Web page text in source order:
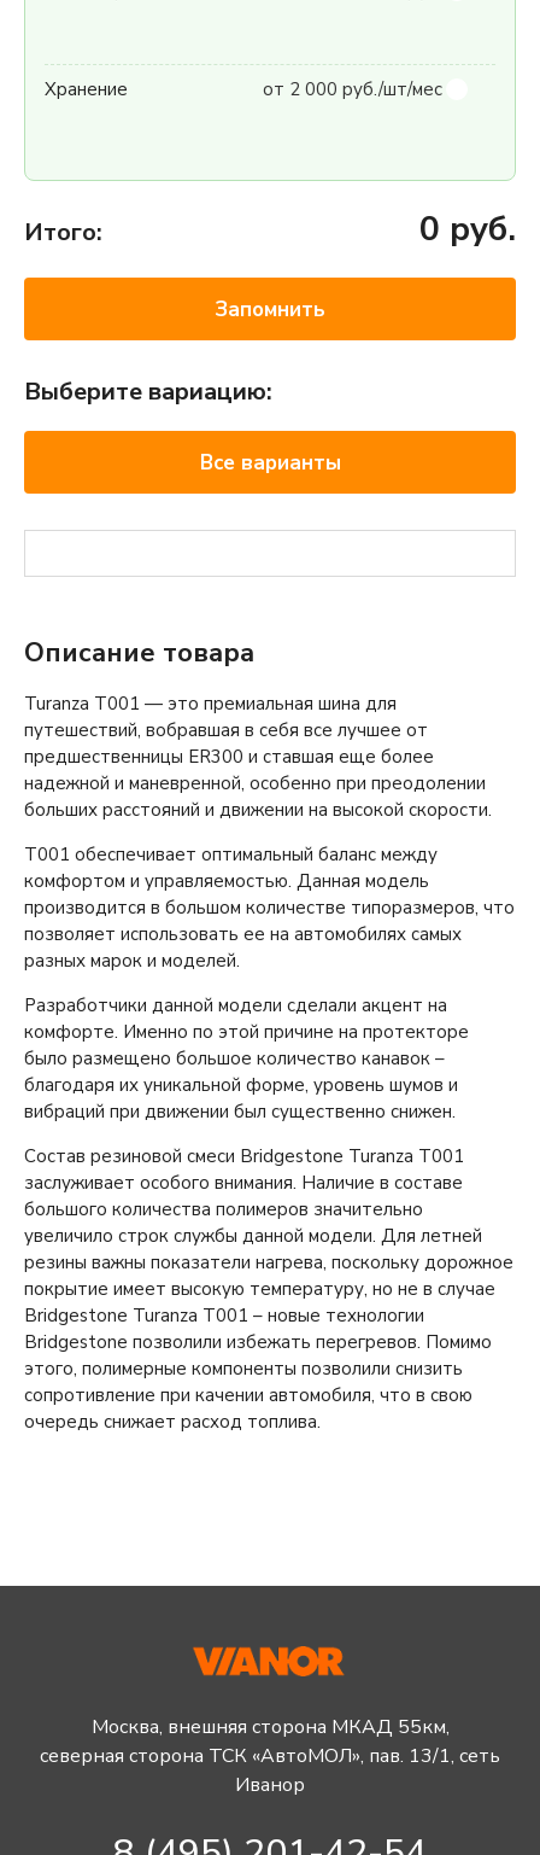
Хранение от 2 000 руб./шт/мес
Итого: 0 руб.
Запомнить
Выберите вариацию:
Все варианты
Описание товара
Turanza T001 — это премиальная шина для
путешествий, вобравшая в себя все лучшее от
предшественницы ER300 и ставшая еще более
надежной и маневренной, особенно при преодолении
больших расстояний и движении на высокой скорости.
T001 обеспечивает оптимальный баланс между
комфортом и управляемостью. Данная модель
производится в большом количестве типоразмеров, что
позволяет использовать ее на автомобилях самых
разных марок и моделей.
Разработчики данной модели сделали акцент на
комфорте. Именно по этой причине на протекторе
было размещено большое количество канавок –
благодаря их уникальной форме, уровень шумов и
вибраций при движении был существенно снижен.
Состав резиновой смеси Bridgestone Turanza T001
заслуживает особого внимания. Наличие в составе
большого количества полимеров значительно
увеличило строк службы данной модели. Для летней
резины важны показатели нагрева, поскольку дорожное
покрытие имеет высокую температуру, но не в случае
Bridgestone Turanza T001 – новые технологии
Bridgestone позволили избежать перегревов. Помимо
этого, полимерные компоненты позволили снизить
сопротивление при качении автомобиля, что в свою
очередь снижает расход топлива.
Москва, внешняя сторона МКАД 55км,
северная сторона ТСК «АвтоМОЛ», пав. 13/1, сеть
Иванор